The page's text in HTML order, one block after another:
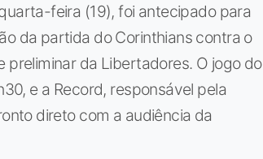
feira (19), foi antecipado para
da partida do Corinthians contra o
da Libertadores. O jogo do
e a Record, responsável pela
direto com a audiência da